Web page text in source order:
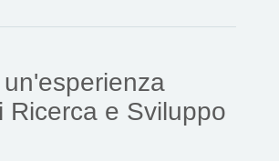
e Sviluppo